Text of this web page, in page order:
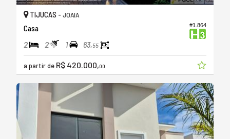
#1.864
TIJUCAS - JOAIA
Casa
2 2 1 63,55
a partir de R$ 420.000,00